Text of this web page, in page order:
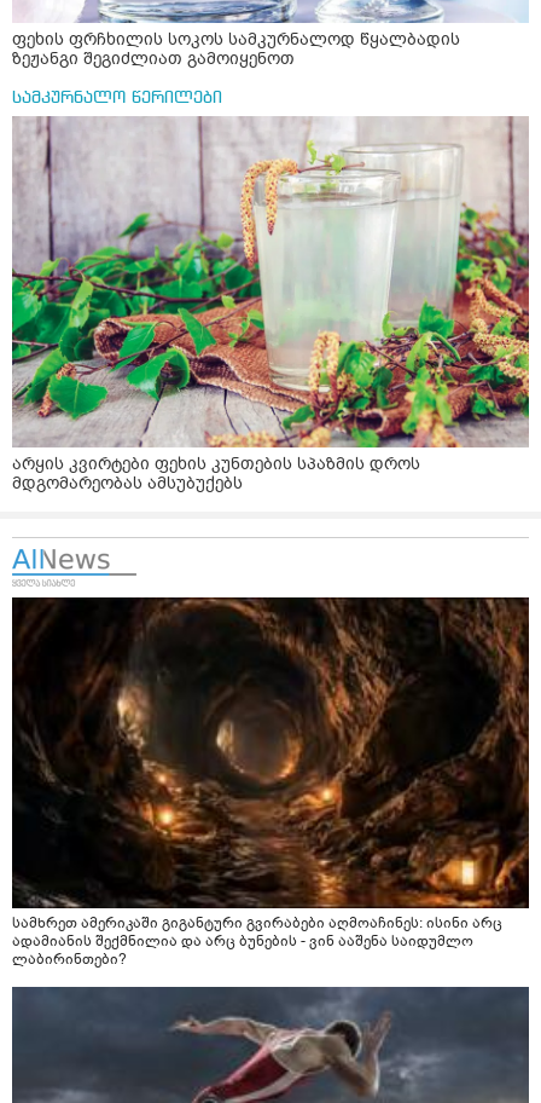
ფეხის ფრჩხილის სოკოს სამკურნალოდ წყალბადის
ზეჟანგი შეგიძლიათ გამოიყენოთ
სამკურნალო წერილები
არყის კვირტები ფეხის კუნთების სპაზმის დროს
მდგომარეობას ამსუბუქებს
სამხრეთ ამერიკაში გიგანტური გვირაბები აღმოაჩინეს: ისინი არც
ადამიანის შექმნილია და არც ბუნების - ვინ ააშენა საიდუმლო
ლაბირინთები?